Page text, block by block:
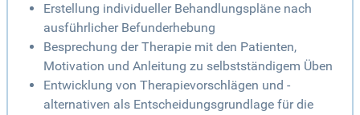
Erstellung individueller Behandlungspläne nach
ausführlicher Befunderhebung
Besprechung der Therapie mit den Patienten,
Motivation und Anleitung zu selbstständigem Üben
Entwicklung von Therapievorschlägen und -
alternativen als Entscheidungsgrundlage für die